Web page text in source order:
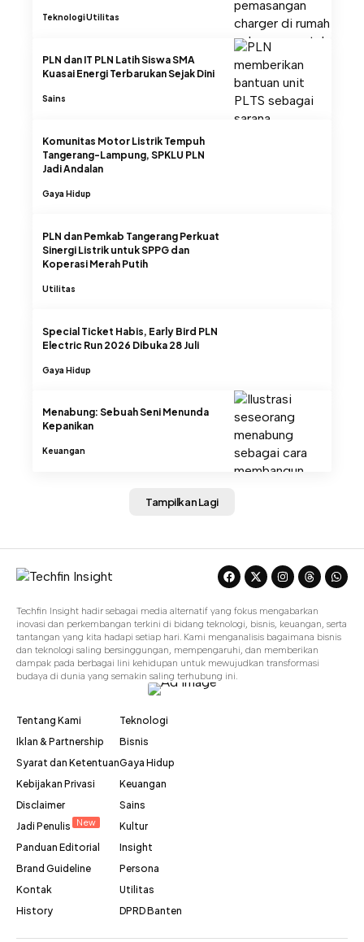
TeknologiUtilitas
PLN dan IT PLN Latih Siswa SMA
Kuasai Energi Terbarukan Sejak Dini
Sains
Komunitas Motor Listrik Tempuh
Tangerang-Lampung, SPKLU PLN
Jadi Andalan
Gaya Hidup
PLN dan Pemkab Tangerang Perkuat
Sinergi Listrik untuk SPPG dan
Koperasi Merah Putih
Utilitas
Special Ticket Habis, Early Bird PLN
Electric Run 2026 Dibuka 28 Juli
Gaya Hidup
Menabung: Sebuah Seni Menunda
Kepanikan
Keuangan
Tampilkan Lagi
Techfin Insight hadir sebagai media alternatif yang fokus mengabarkan
inovasi dan perkembangan terkini di bidang teknologi, bisnis, keuangan, serta
tantangan yang kita hadapi setiap hari. Kami menganalisis bagaimana bisnis
dan teknologi saling bersinggungan, mempengaruhi, dan memberikan
dampak pada berbagai lini kehidupan untuk mewujudkan transformasi
budaya di dunia yang semakin saling terhubung ini.
Tentang Kami
Iklan & Partnership
Syarat dan Ketentuan
Kebijakan Privasi
Disclaimer
Jadi Penulis
New
Panduan Editorial
Brand Guideline
Kontak
History
Teknologi
Bisnis
Gaya Hidup
Keuangan
Sains
Kultur
Insight
Persona
Utilitas
DPRD Banten